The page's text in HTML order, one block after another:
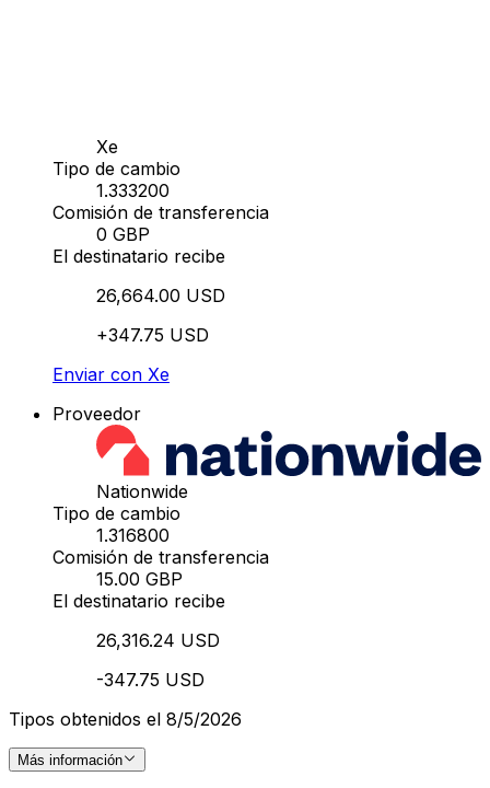
Xe
Tipo de cambio
1.333200
Comisión de transferencia
0 GBP
El destinatario recibe
26,664.00 USD
+347.75 USD
Enviar con Xe
Proveedor
Nationwide
Tipo de cambio
1.316800
Comisión de transferencia
15.00 GBP
El destinatario recibe
26,316.24 USD
-347.75 USD
Tipos obtenidos el 8/5/2026
Más información